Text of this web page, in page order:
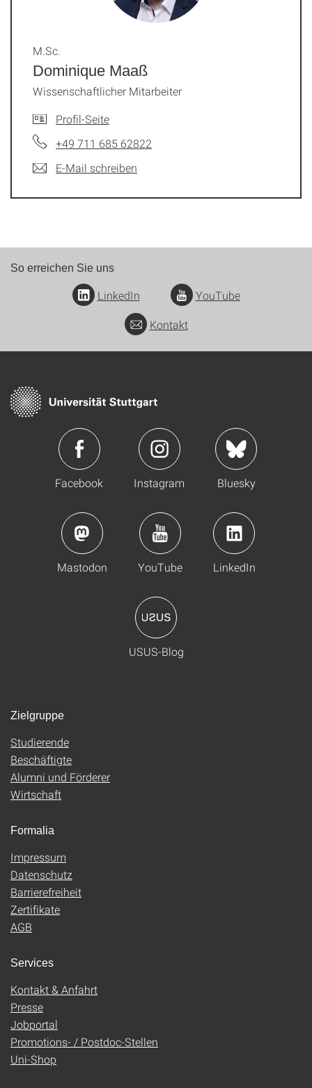
Dominique Maaß
M.Sc.
Wissenschaftlicher Mitarbeiter
Profil-Seite
+49 711 685 62822
E-Mail schreiben
So erreichen Sie uns
LinkedIn
YouTube
Kontakt
Facebook Instagram Bluesky
Mastodon YouTube LinkedIn
USUS-Blog
Zielgruppe
Studierende
Beschäftigte
Alumni und Förderer
Wirtschaft
Formalia
Impressum
Datenschutz
Barrierefreiheit
Zertifikate
AGB
Services
Kontakt & Anfahrt
Presse
Jobportal
Promotions- / Postdoc-Stellen
Uni-Shop